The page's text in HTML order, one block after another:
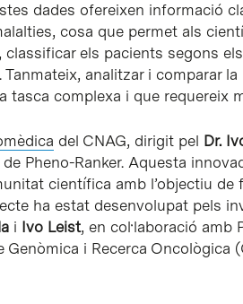
dades ofereixen informació
cosa que permet als
els pacients segons
analitzar i comparar
complexa i que requereix
del CNAG, dirigit pel Dr.
Pheno-Ranker. Aquesta
científica amb l’objectiu de
ha estat desenvolupat pels
i Ivo Leist, en col·laboració amb
i Recerca Oncològica